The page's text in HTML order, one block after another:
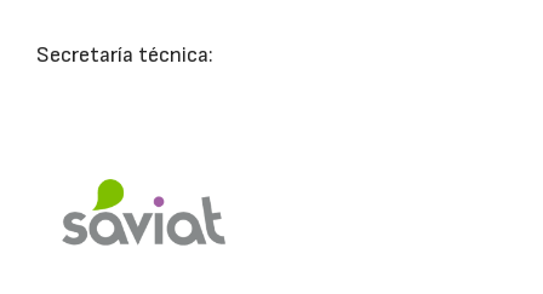
Secretaría técnica: